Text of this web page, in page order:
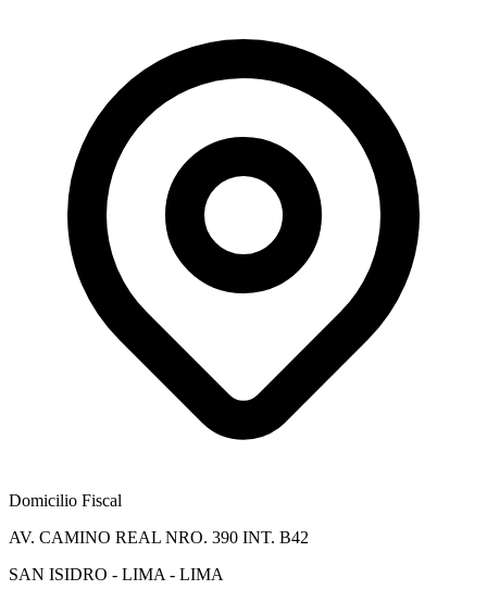
Domicilio Fiscal
AV. CAMINO REAL NRO. 390 INT. B42
SAN ISIDRO - LIMA - LIMA